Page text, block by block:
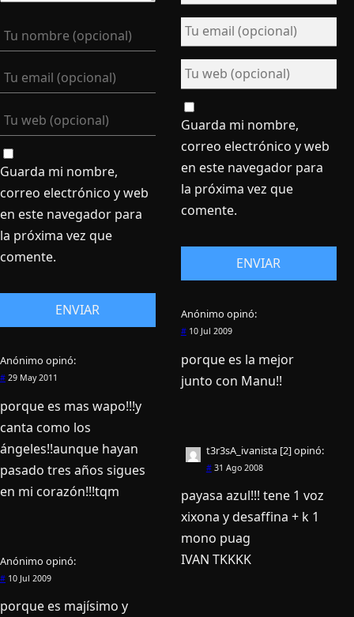
Guarda mi nombre,
correo electrónico y web
en este navegador para
la próxima vez que
comente.
Anónimo opinó:
# 29 May 2011
porque es mas wapo!!!y
canta como los
ángeles!!aunque hayan
pasado tres años sigues
en mi corazón!!!tqm
Anónimo opinó:
# 10 Jul 2009
porque es mají­simo y
Guarda mi nombre,
correo electrónico y web
en este navegador para
la próxima vez que
comente.
Anónimo opinó:
#10 Jul 2009
porque es la mejor
junto con Manu!!
t3r3sA_ivanista [2]opinó:
#31 Ago 2008
payasa azul!!! tene 1 voz
xixona y desaffina + k 1
mono puag
IVAN TKKKK